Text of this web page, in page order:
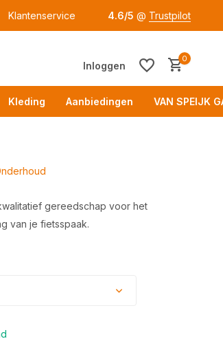
Klantenservice 4.6/5 @ Trustpilot
Inloggen
0
Kleding Aanbiedingen VAN SPEIJK
gereedschap voor het
van je fietsspaak.